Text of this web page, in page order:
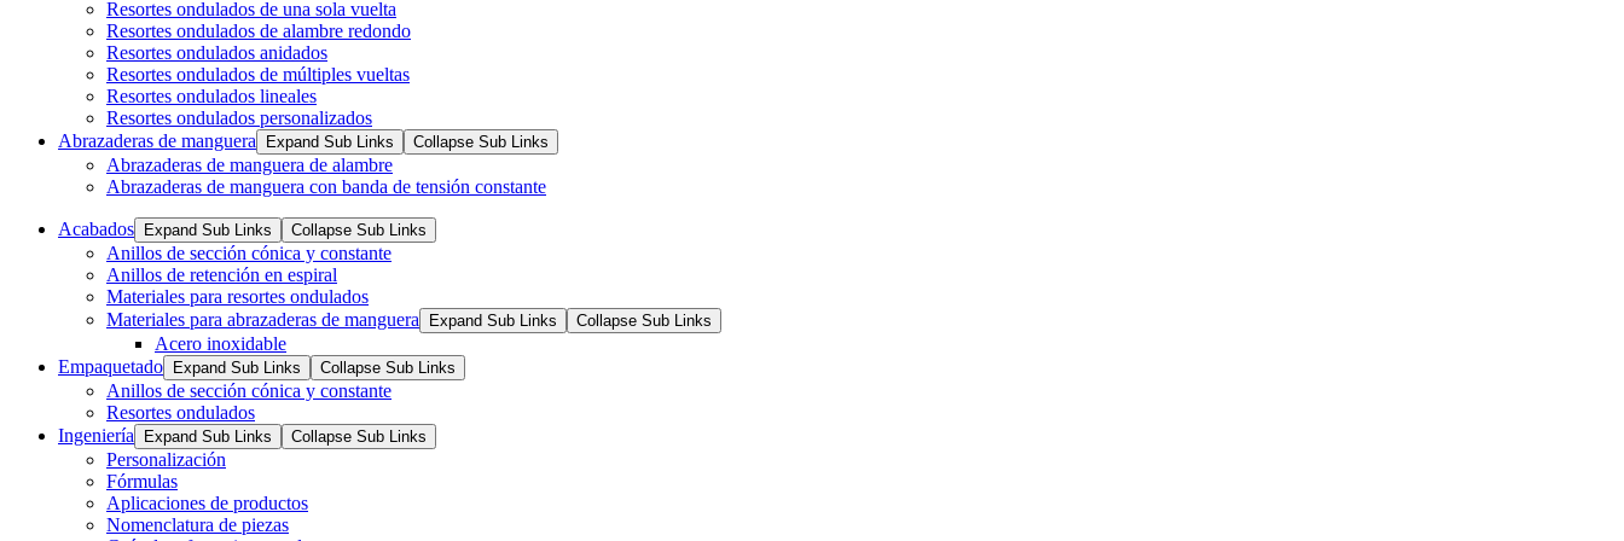
Resortes ondulados de una sola vuelta
Resortes ondulados de alambre redondo
Resortes ondulados anidados
Resortes ondulados de múltiples vueltas
Resortes ondulados lineales
Resortes ondulados personalizados
Abrazaderas de manguera
Expand Sub Links Collapse Sub Links
Abrazaderas de manguera de alambre
Abrazaderas de manguera con banda de tensión constante
Acabados Expand Sub Links Collapse Sub Links
Anillos de sección cónica y constante
Anillos de retención en espiral
Materiales para resortes ondulados
Materiales para abrazaderas de manguera
Expand Sub Links Collapse Sub Links
Acero inoxidable
Empaquetado
Expand Sub Links Collapse Sub Links
Anillos de sección cónica y constante
Resortes ondulados
Ingeniería
Expand Sub Links Collapse Sub Links
Personalización
Fórmulas
Aplicaciones de productos
Nomenclatura de piezas